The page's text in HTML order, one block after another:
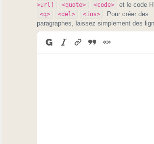
>url]
<quote> <code> et le code
<q> <del> <ins>
. Pour créer des
paragraphes, laissez simplement des